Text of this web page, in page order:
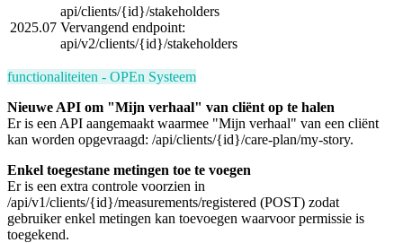
2025.07
api/clients/{id}/stakeholders
Vervangend endpoint:
api/v2/clients/{id}/stakeholders
functionaliteiten - OPEn Systeem
Nieuwe API om "Mijn verhaal" van cliënt op te halen
Er is een API aangemaakt waarmee "Mijn verhaal" van een cliënt
kan worden opgevraagd: /api/clients/{id}/care-plan/my-story.
Enkel toegestane metingen toe te voegen
Er is een extra controle voorzien in
/api/v1/clients/{id}/measurements/registered (POST) zodat
gebruiker enkel metingen kan toevoegen waarvoor permissie is
toegekend.